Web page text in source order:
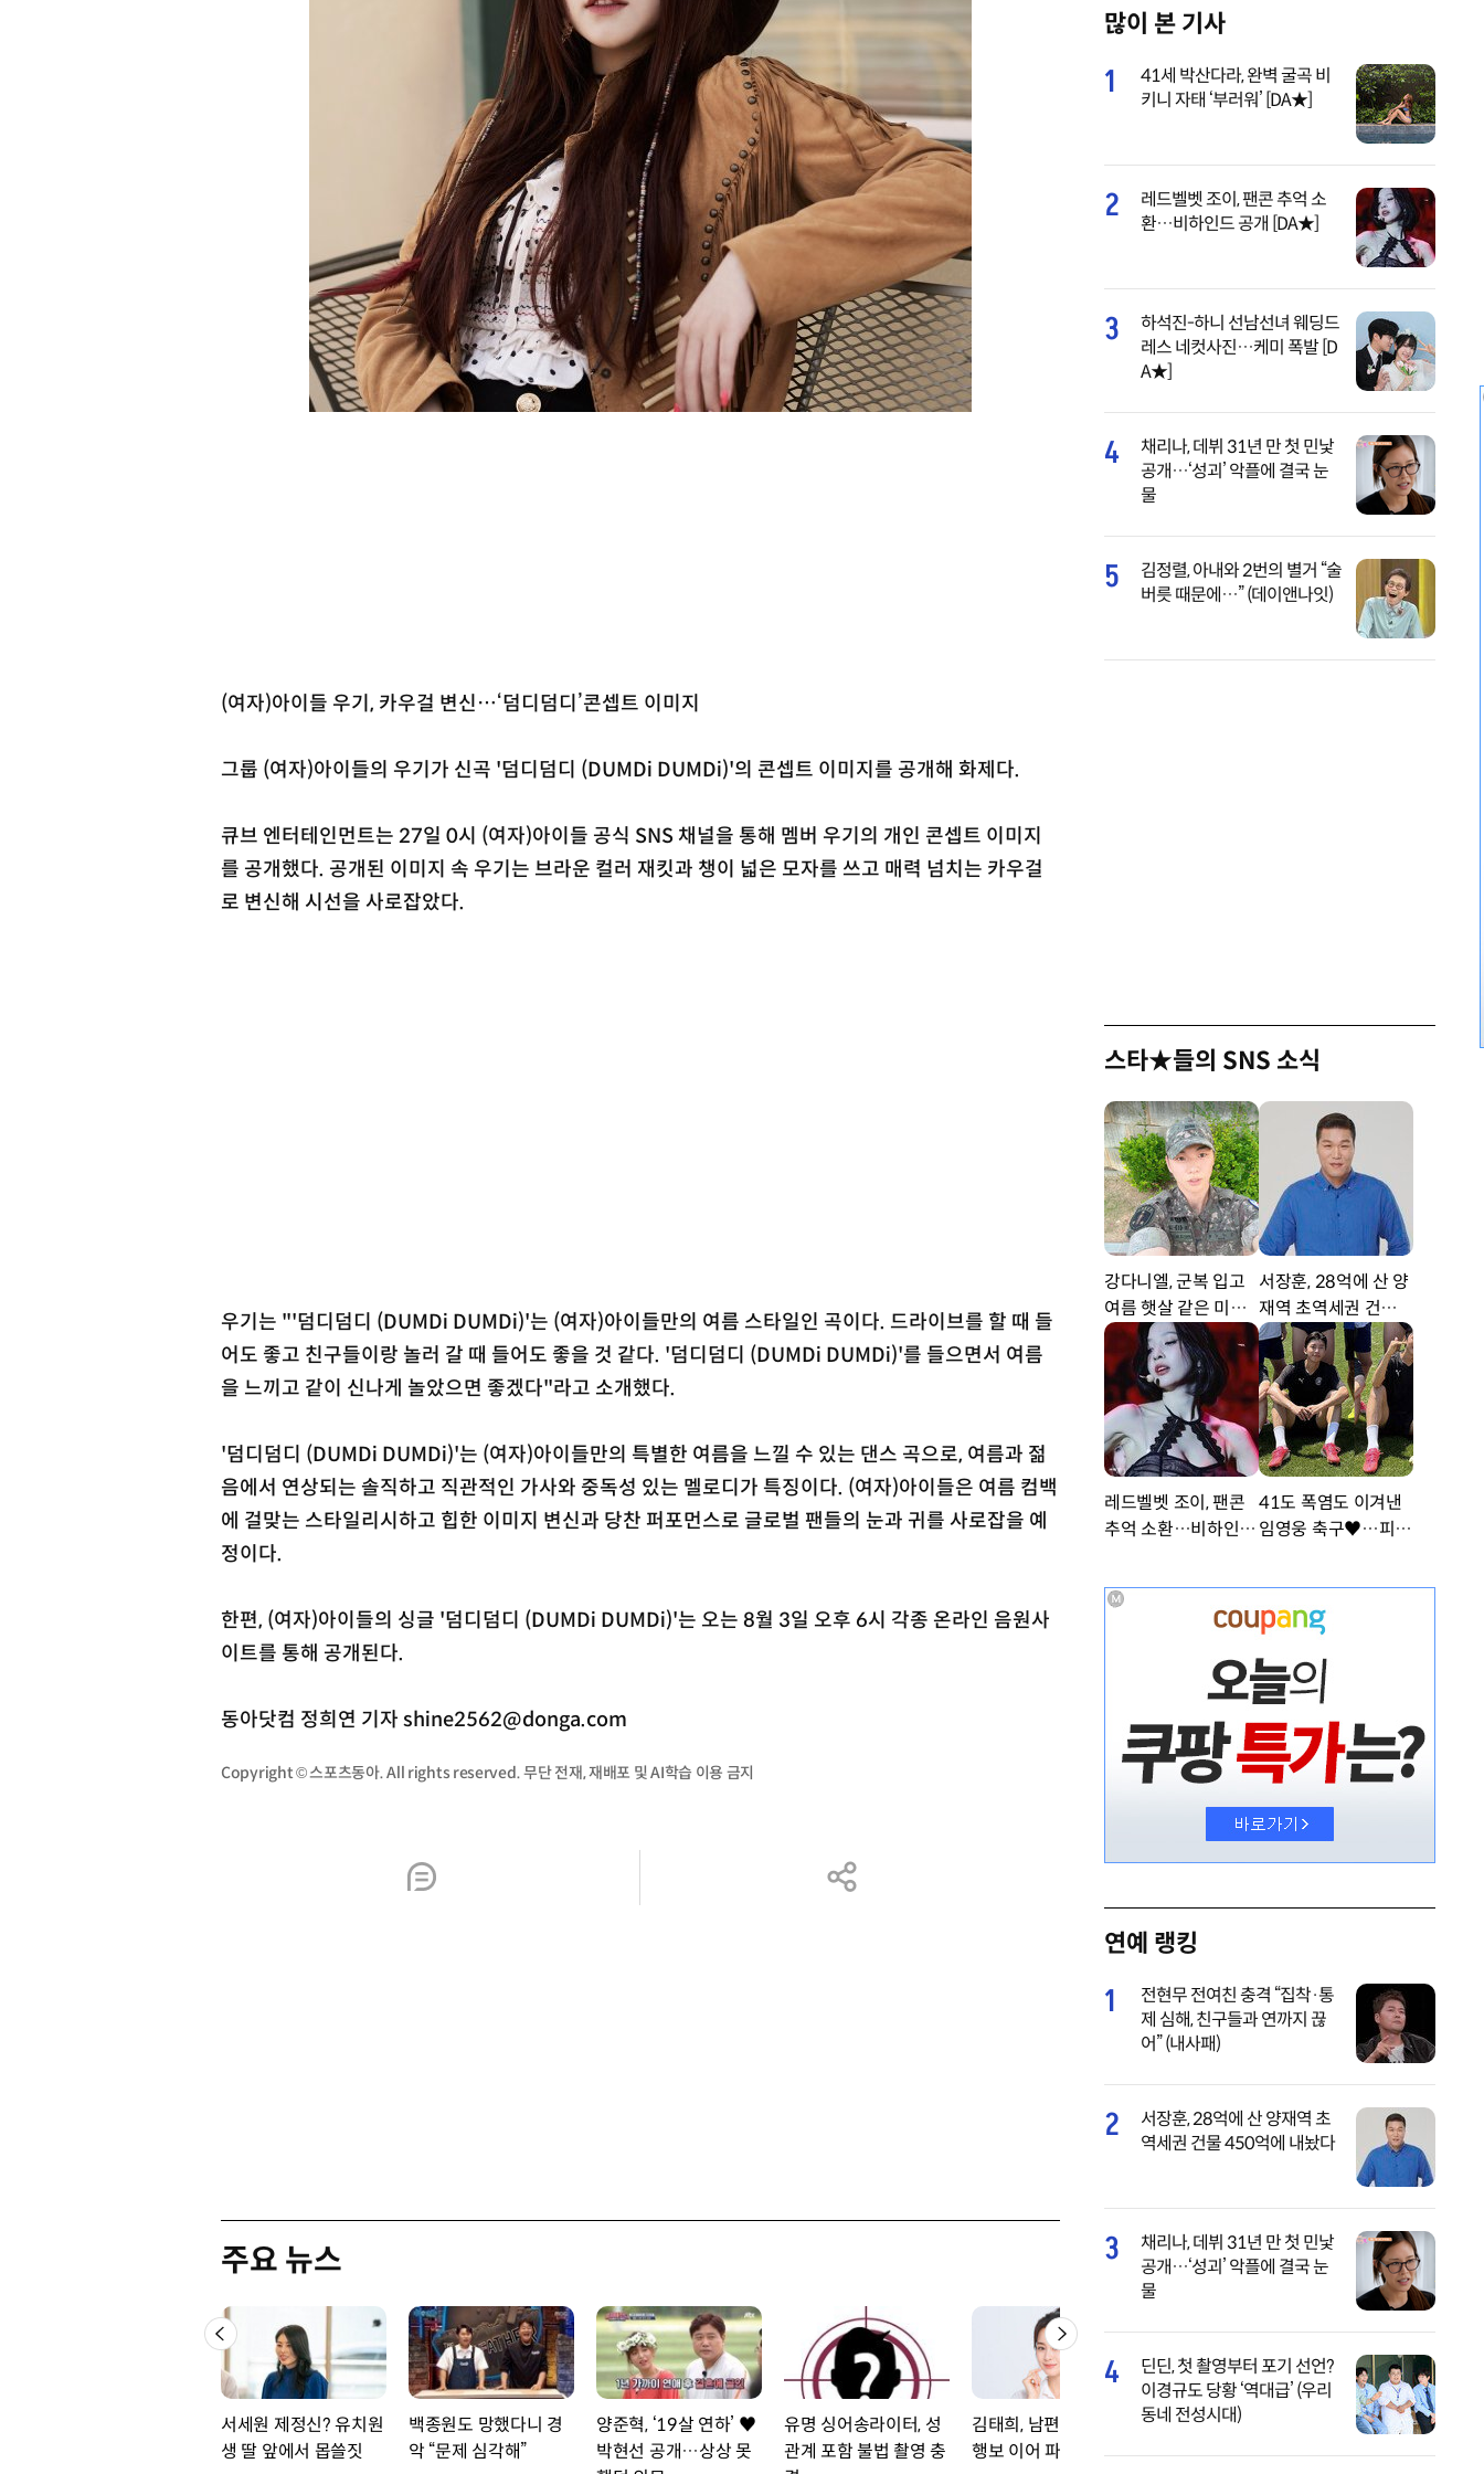
(여자)아이들 우기, 카우걸 변신…‘덤디덤디’콘셉트 이미지
그룹 (여자)아이들의 우기가 신곡 '덤디덤디 (DUMDi DUMDi)'의 콘셉트 이미지를 공개해 화제다.
큐브 엔터테인먼트는 27일 0시 (여자)아이들 공식 SNS 채널을 통해 멤버 우기의 개인 콘셉트 이미지
를 공개했다. 공개된 이미지 속 우기는 브라운 컬러 재킷과 챙이 넓은 모자를 쓰고 매력 넘치는 카우걸
로 변신해 시선을 사로잡았다.
우기는 "'덤디덤디 (DUMDi DUMDi)'는 (여자)아이들만의 여름 스타일인 곡이다. 드라이브를 할 때 들
어도 좋고 친구들이랑 놀러 갈 때 들어도 좋을 것 같다. '덤디덤디 (DUMDi DUMDi)'를 들으면서 여름
을 느끼고 같이 신나게 놀았으면 좋겠다"라고 소개했다.
'덤디덤디 (DUMDi DUMDi)'는 (여자)아이들만의 특별한 여름을 느낄 수 있는 댄스 곡으로, 여름과 젊
음에서 연상되는 솔직하고 직관적인 가사와 중독성 있는 멜로디가 특징이다. (여자)아이들은 여름 컴백
에 걸맞는 스타일리시하고 힙한 이미지 변신과 당찬 퍼포먼스로 글로벌 팬들의 눈과 귀를 사로잡을 예
정이다.
한편, (여자)아이들의 싱글 '덤디덤디 (DUMDi DUMDi)'는 오는 8월 3일 오후 6시 각종 온라인 음원사
이트를 통해 공개된다.
동아닷컴 정희연 기자 shine2562@donga.com
Copyright © 스포츠동아. All rights reserved. 무단 전재, 재배포 및 AI학습 이용 금지
주요 뉴스
서세원 제정신? 유치원
생 딸 앞에서 몹쓸짓
백종원도 망했다니 경
악 “문제 심각해”
양준혁, ‘19살 연하’ ♥
박현선 공개…상상 못
유명 싱어송라이터, 성
관계 포함 불법 촬영 충
김태희, 남편 비 싹쓰리
행보 이어 파격
50세 황석정, 머슬퀸
도전…세상 깜짝 놀란
박성광♥이솔이
한 스킨십 폭주
t
e
많이 본 기사
1
41세 박산다라, 완벽 굴곡 비
키니 자태 ‘부러워’ [DA★]
2
레드벨벳 조이, 팬콘 추억 소
환…비하인드 공개 [DA★]
3
하석진-하니 선남선녀 웨딩드
레스 네컷사진…케미 폭발 [D
A★]
4
채리나, 데뷔 31년 만 첫 민낯
공개…‘성괴’ 악플에 결국 눈
물
5
김정렬, 아내와 2번의 별거 “술
버릇 때문에…” (데이앤나잇)
스타★들의 SNS 소식
강다니엘, 군복 입고
여름 햇살 같은 미소
‘잘생겼어’ [DA★]
서장훈, 28억에 산 양
재역 초역세권 건물 4
50억에 내놨다
레드벨벳 조이, 팬콘
추억 소환…비하인드
41도 폭염도 이겨낸
임영웅 축구♥…피지
연예 랭킹
1
전현무 전여친 충격 “집착·통
제 심해, 친구들과 연까지 끊
어” (내사패)
2
서장훈, 28억에 산 양재역 초
역세권 건물 450억에 내놨다
3
채리나, 데뷔 31년 만 첫 민낯
공개…‘성괴’ 악플에 결국 눈
물
4
딘딘, 첫 촬영부터 포기 선언?
이경규도 당황 ‘역대급’ (우리
동네 전성시대)